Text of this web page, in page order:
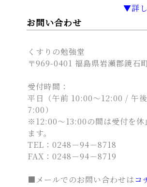
▼詳
お問い合わせ
くすりの勉強堂
〒969-0401 福島県岩瀬郡鏡石
受付時間：
平日（午前 10:00～12:00 / 午
7:00）
※12:00～13:00の間は受付を休
ます。
TEL： 0248－94－8718
FAX：0248－94－8719
■メールでのお問い合わせはコ